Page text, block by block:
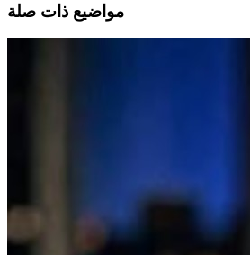
مواضيع ذات صلة